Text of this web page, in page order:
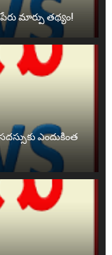
మార్పు తథ్యం!
ఎందుకింత